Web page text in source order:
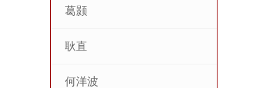
葛颢
耿直
何洋波